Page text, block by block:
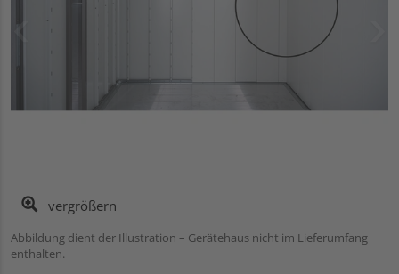
vergrößern
Abbildung dient der Illustration – Gerätehaus nicht im Lieferumfang
enthalten.